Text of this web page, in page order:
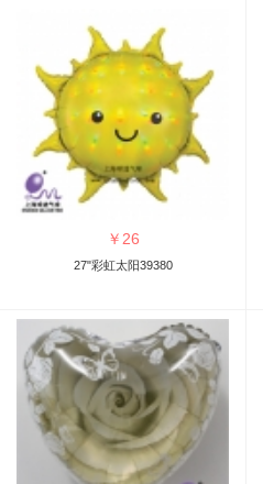
￥ 26
27"彩虹太阳39380